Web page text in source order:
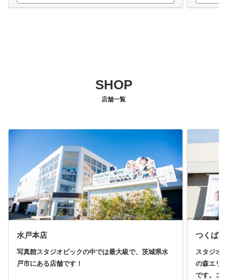
SHOP
店舗一覧
水戸本店
写真館スタジオピックの中では最大級で、茨城県水
戸市にある店舗です！
つくば店
スタジオ
の森エリ
です。コ